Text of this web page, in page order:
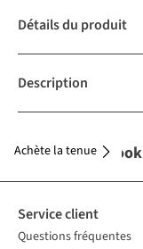
Détails du produit
Description
Complétez le look
Achète la tenue
Service client
Questions fréquentes